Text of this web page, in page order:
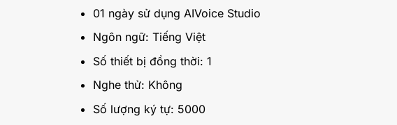
01 ngày sử dụng AIVoice Studio
Ngôn ngữ: Tiếng Việt
Số thiết bị đồng thời: 1
Nghe thử: Không
Số lượng ký tự: 5000